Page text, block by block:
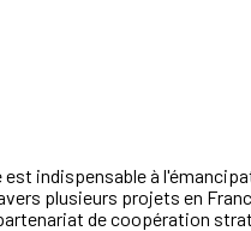
indispensable à
plusieurs projets en
de coopération